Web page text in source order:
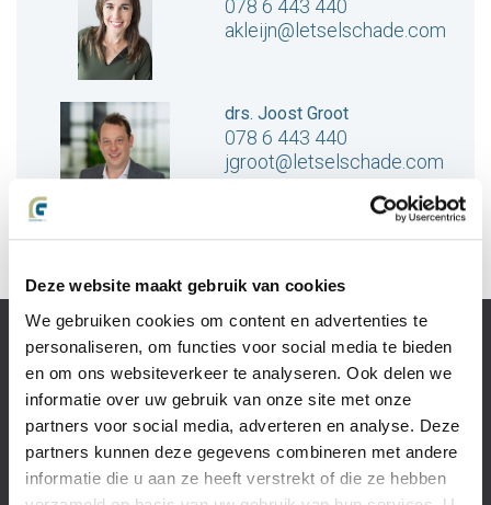
Deze website maakt gebruik van cookies
We gebruiken cookies om content en advertenties te
personaliseren, om functies voor social media te bieden
en om ons websiteverkeer te analyseren. Ook delen we
informatie over uw gebruik van onze site met onze
partners voor social media, adverteren en analyse. Deze
partners kunnen deze gegevens combineren met andere
informatie die u aan ze heeft verstrekt of die ze hebben
078 6 443 440
akleijn@letselschade.com
drs. Joost Groot
078 6 443 440
jgroot@letselschade.com
Slachtoffer van
letselschade
Recht op
Wat is
letselschade?
Het